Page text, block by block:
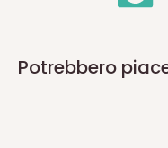
Potrebbero